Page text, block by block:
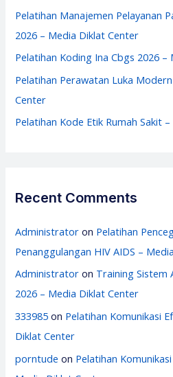
o
r
Pelatihan Manajemen Pelayanan
2026 – Media Diklat Center
Pelatihan Koding Ina Cbgs 2026
Pelatihan Perawatan Luka
Center
Pelatihan Kode Etik Rumah Sakit
Recent Comments
Administrator on Pelatihan
Penanggulangan HIV AIDS –
Administrator on Training Sistem
2026 – Media Diklat Center
333985 on Pelatihan Komunikasi
Diklat Center
porntude on Pelatihan